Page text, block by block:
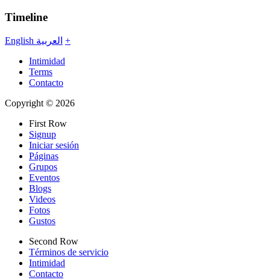
Timeline
English العربية +
Intimidad
Terms
Contacto
Copyright © 2026
First Row
Signup
Iniciar sesión
Páginas
Grupos
Eventos
Blogs
Videos
Fotos
Gustos
Second Row
Términos de servicio
Intimidad
Contacto